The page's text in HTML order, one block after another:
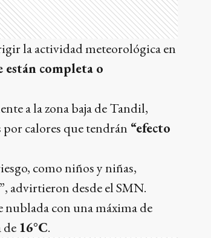
la actividad meteorológica en
están completa o
a la zona baja de Tandil,
por calores que tendrán “efecto
como niños y niñas,
advirtieron desde el SMN.
con una máxima de
de 16°C.